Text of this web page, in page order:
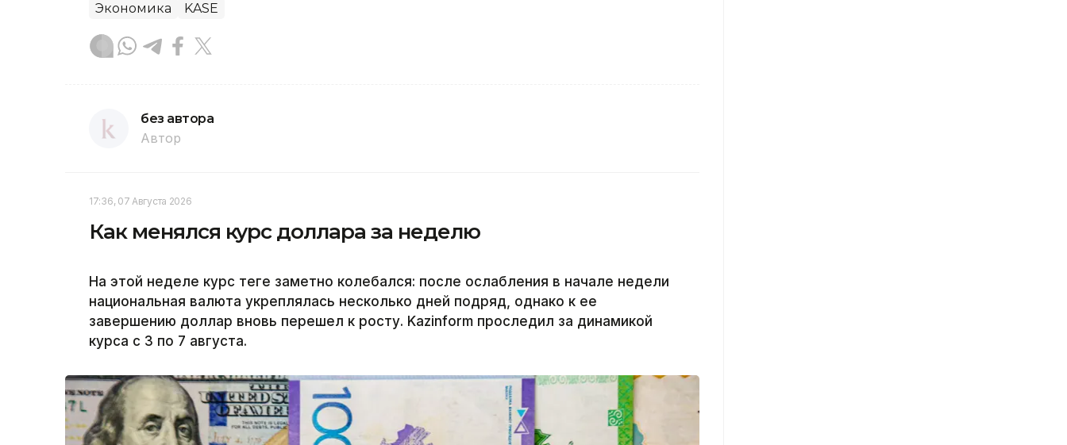
Экономика KASE
без автора
Автор
17:36, 07 Августа 2026
Как менялся курс доллара за неделю
На этой неделе курс теңге заметно колебался: после ослабления в начале недели
национальная валюта укреплялась несколько дней подряд, однако к ее
завершению доллар вновь перешел к росту. Kazinform проследил за динамикой
курса с 3 по 7 августа.